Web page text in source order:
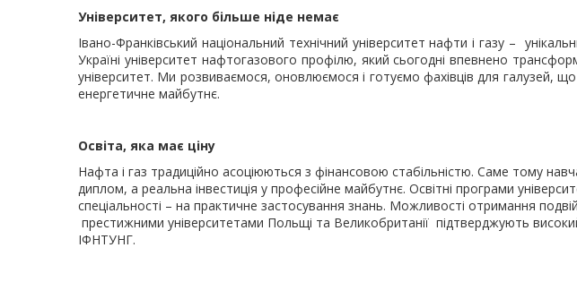
Університет, якого більше ніде немає
Івано-Франківський національний технічний університет нафти і газу –
Україні університет нафтогазового профілю, який сьогодні впевнено
університет. Ми розвиваємося, оновлюємося і готуємо фахівців для галузей,
енергетичне майбутнє.
Освіта, яка має ціну
Нафта і газ традиційно асоціюються з фінансовою стабільністю. Саме тому
диплом, а реальна інвестиція у професійне майбутнє. Освітні програми
спеціальності – на практичне застосування знань. Можливості отримання
престижними університетами Польщі та Великобританії підтверджують
ІФНТУНГ.